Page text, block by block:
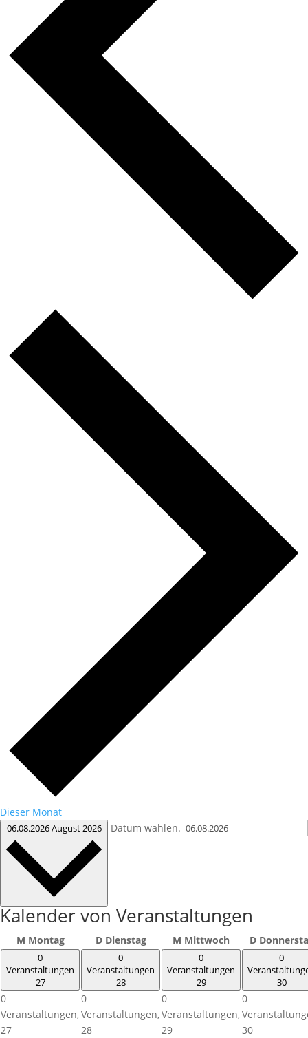
Dieser Monat
06.08.2026August 2026 Datum wählen.
Kalender von Veranstaltungen
M Montag D Dienstag M Mittwoch D
0
Veranstaltungen
27
0
Veranstaltungen,
27
0
Veranstaltungen
28
0
Veranstaltungen,
28
0
Veranstaltungen
29
0
Veranstaltungen,
29
0
30
0
30